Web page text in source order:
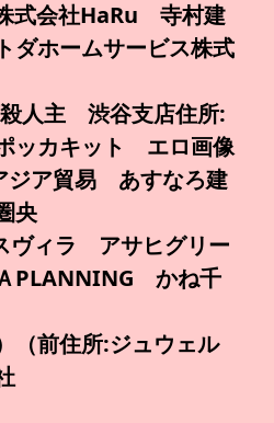
式会社HaRu 寺村建
ホームサービス株式
人主 渋谷支店住所:
ッカキット エロ画像
ア貿易 あすなろ建
央
ヴィラ アサヒグリー
PLANNING かね千
（前住所:ジュウェル